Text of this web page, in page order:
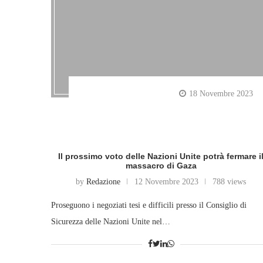
18 Novembre 2023
Il prossimo voto delle Nazioni Unite potrà fermare il
massacro di Gaza
byRedazione 12 Novembre 2023 788 views
Proseguono i negoziati tesi e difficili presso il Consiglio di
Sicurezza delle Nazioni Unite nel…